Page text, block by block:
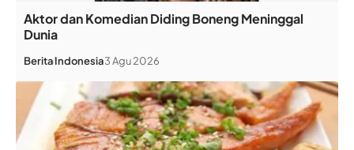
Aktor dan Komedian Diding Boneng Meninggal
Dunia
BeritaIndonesia3 Agu 2026